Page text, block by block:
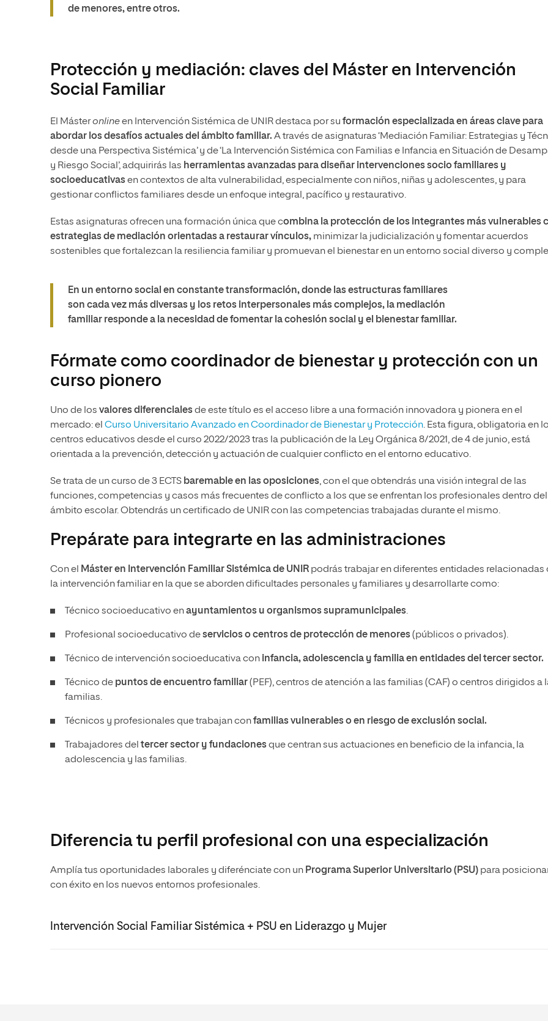
de menores, entre otros.
Protección y mediación: claves del Máster en Intervención
Social Familiar
El Másteronlineen Intervención Sistémica de UNIR destaca por su formación especializada en áreas clave para
abordar los desafíos actuales del ámbito familiar. A través de asignaturas ‘Mediación Familiar: Estrategias y
desde una Perspectiva Sistémica’ y de ‘La Intervención Sistémica con Familias e Infancia en Situación de
y Riesgo Social’, adquirirás las herramientas avanzadas para diseñar intervenciones socio familiares y
socioeducativasen contextos de alta vulnerabilidad, especialmente con niños, niñas y adolescentes, y para
gestionar conflictos familiares desde un enfoque integral, pacífico y restaurativo.
Estas asignaturas ofrecen una formación única que combina la protección de los integrantes más vulnerables
estrategias de mediación orientadas a restaurar vínculos, minimizar la judicialización y fomentar acuerdos
sostenibles que fortalezcan la resiliencia familiar y promuevan el bienestar en un entorno social diverso y
En un entorno social en constante transformación, donde las estructuras familiares
son cada vez más diversas y los retos interpersonales más complejos, la mediación
familiar responde a la necesidad de fomentar la cohesión social y el bienestar familiar.
Fórmate como coordinador de bienestar y protección con un
curso pionero
Uno de los valores diferencialesde este título es el acceso libre a una formación innovadora y pionera en el
mercado: el Curso Universitario Avanzado en Coordinador de Bienestar y Protección. Esta figura, obligatoria en
centros educativos desde el curso 2022/2023 tras la publicación de la Ley Orgánica 8/2021, de 4 de junio, está
orientada a la prevención, detección y actuación de cualquier conflicto en el entorno educativo.
Se trata de un curso de 3 ECTS baremable en las oposiciones, con el que obtendrás una visión integral de las
funciones, competencias y casos más frecuentes de conflicto a los que se enfrentan los profesionales dentro del
ámbito escolar. Obtendrás un certificado de UNIR con las competencias trabajadas durante el mismo.
Prepárate para integrarte en las administraciones
Con el Máster en Intervención Familiar Sistémica de UNIR podrás trabajar en diferentes entidades relacionadas
la intervención familiar en la que se aborden dificultades personales y familiares y desarrollarte como:
Técnico socioeducativo enayuntamientos u organismos supramunicipales.
Profesional socioeducativo deservicios o centros de protección de menores(públicos o privados).
Técnico de intervención socioeducativa con infancia, adolescencia y familia en entidades del tercer sector.
Técnico de puntos de encuentro familiar(PEF), centros de atención a las familias (CAF) o centros dirigidos a
familias.
Técnicos y profesionales que trabajan confamilias vulnerables o en riesgo de exclusión social.
Trabajadores del tercer sector y fundacionesque centran sus actuaciones en beneficio de la infancia, la
adolescencia y las familias.
Diferencia tu perfil profesional con una especialización
Amplía tus oportunidades laborales y diferénciate con un Programa Superior Universitario (PSU) para
con éxito en los nuevos entornos profesionales.
Intervención Social Familiar Sistémica + PSU en Liderazgo y Mujer